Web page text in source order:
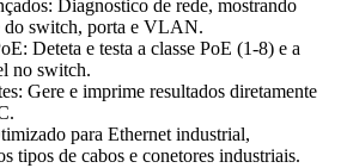
Diagnostico de rede, mostrando
do switch, porta e VLAN.
Deteta e testa a classe PoE (1-8) e a
no switch.
Gere e imprime resultados diretamente
para Ethernet industrial,
tipos de cabos e conetores industriais.